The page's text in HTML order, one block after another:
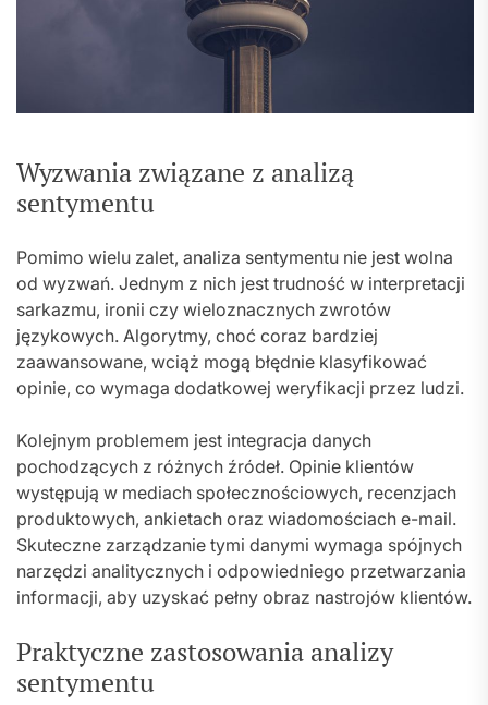
Wyzwania związane z analizą
sentymentu
Pomimo wielu zalet, analiza sentymentu nie jest wolna
od wyzwań. Jednym z nich jest trudność w interpretacji
sarkazmu, ironii czy wieloznacznych zwrotów
językowych. Algorytmy, choć coraz bardziej
zaawansowane, wciąż mogą błędnie klasyfikować
opinie, co wymaga dodatkowej weryfikacji przez ludzi.
Kolejnym problemem jest integracja danych
pochodzących z różnych źródeł. Opinie klientów
występują w mediach społecznościowych, recenzjach
produktowych, ankietach oraz wiadomościach e-mail.
Skuteczne zarządzanie tymi danymi wymaga spójnych
narzędzi analitycznych i odpowiedniego przetwarzania
informacji, aby uzyskać pełny obraz nastrojów klientów.
Praktyczne zastosowania analizy
sentymentu